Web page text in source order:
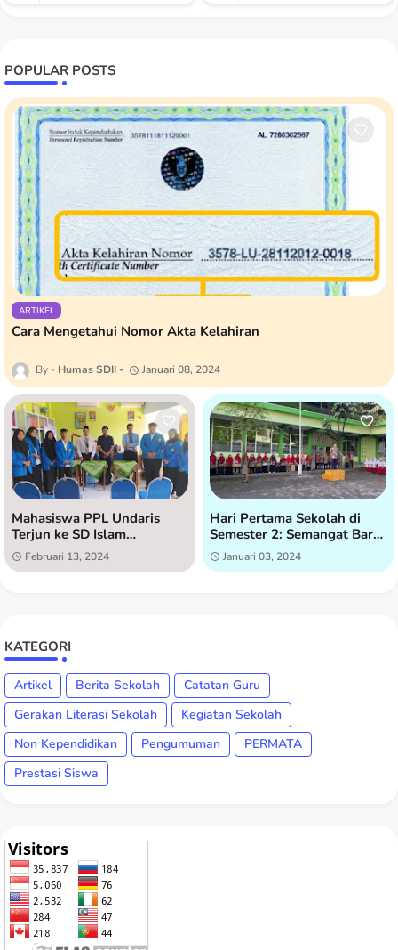
POPULAR POSTS
ARTIKEL
Cara Mengetahui Nomor Akta Kelahiran
Humas SDII Januari 08, 2024
Mahasiswa PPL Undaris
Terjun ke SD Islam
Istiqomah untuk Praktik
Lapangan
Februari 13, 2024
Hari Pertama Sekolah di
Semester 2: Semangat Baru
di SD Islam Istiqomah
Januari 03, 2024
KATEGORI
Artikel Berita Sekolah
Catatan Guru
Gerakan Literasi Sekolah
Kegiatan Sekolah
Non Kependidikan
Pengumuman
PERMATA
Prestasi Siswa